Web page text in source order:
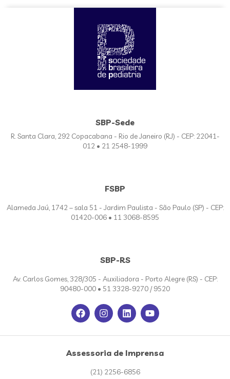
SBP-Sede
R. Santa Clara, 292 Copacabana - Rio de Janeiro (RJ) - CEP: 22041-
012 • 21 2548-1999
FSBP
Alameda Jaú, 1742 – sala 51 - Jardim Paulista - São Paulo (SP) - CEP:
01420-006 • 11 3068-8595
SBP-RS
Av. Carlos Gomes, 328/305 - Auxiliadora - Porto Alegre (RS) - CEP:
90480-000 • 51 3328-9270 / 9520
Assessoria de Imprensa
(21) 2256-6856